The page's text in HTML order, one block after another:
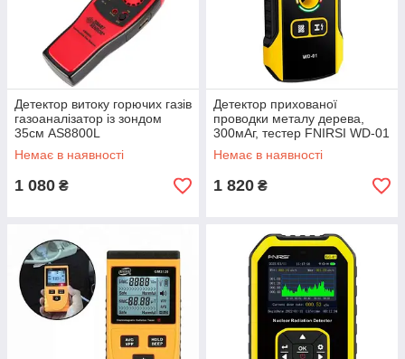
Детектор витоку горючих газів
газоаналізатор із зондом
35см AS8800L
Немає в наявності
1 080 ₴
Детектор прихованої
проводки металу дерева,
300мАг, тестер FNIRSI WD-01
Немає в наявності
1 820 ₴